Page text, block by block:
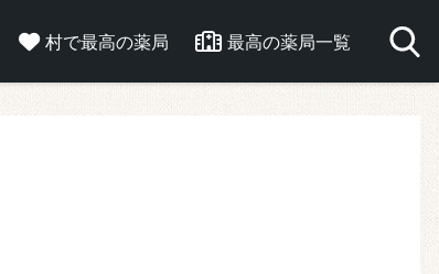
村で最高の薬局 最高の薬局一覧